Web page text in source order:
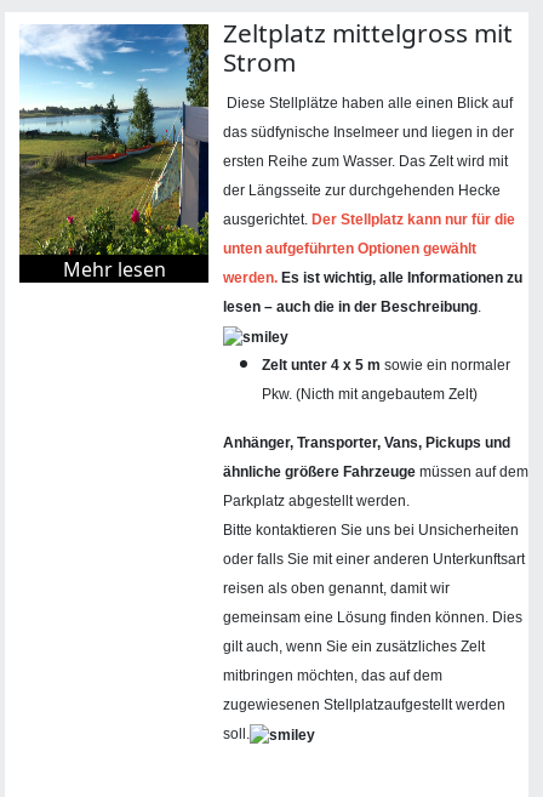
Mehr lesen
Zeltplatz mittelgross mit
Strom
Diese Stellplätze haben alle einen Blick auf
das südfynische Inselmeer und liegen in der
ersten Reihe zum Wasser. Das Zelt wird mit
der Längsseite zur durchgehenden Hecke
ausgerichtet. Der Stellplatz kann nur für die
unten aufgeführten Optionen gewählt
werden. Es ist wichtig, alle Informationen zu
lesen – auch die in der Beschreibung.
Zelt unter 4 x 5 m sowie ein normaler
Pkw. (Nicth mit angebautem Zelt)
Anhänger, Transporter, Vans, Pickups und
ähnliche größere Fahrzeuge müssen auf dem
Parkplatz abgestellt werden.
Bitte kontaktieren Sie uns bei Unsicherheiten
oder falls Sie mit einer anderen Unterkunftsart
reisen als oben genannt, damit wir
gemeinsam eine Lösung finden können. Dies
gilt auch, wenn Sie ein zusätzliches Zelt
mitbringen möchten, das auf dem
zugewiesenen Stellplatzaufgestellt werden
soll.